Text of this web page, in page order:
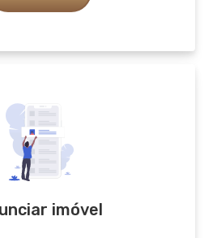
imóvel